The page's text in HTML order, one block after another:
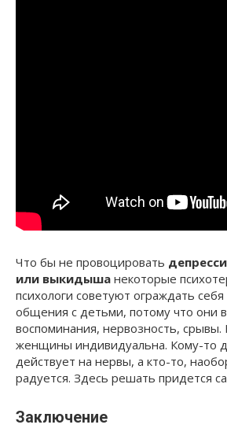
Что бы не провоцировать
или выкидыша некоторые
психологи советуют ограждать
общения с детьми, потому что они
воспоминания, нервозность, срывы.
женщины индивидуальна. Кому-то
действует на нервы, а кто-то,
радуется. Здесь решать придется
Заключение